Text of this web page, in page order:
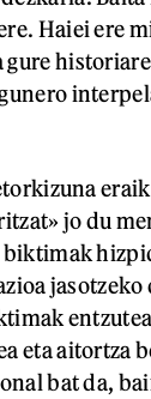
Haiei ere
gure
jo du
eta aitortza
bat da,